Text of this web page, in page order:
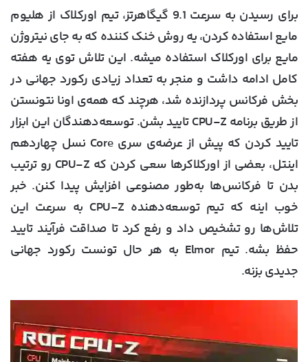
برای رسیدن به سرعت 9.1 گیگاهرتز، تیم اورکلاک از هلیوم
مایع استفاده کردن، یه روش خنک کننده که به جای نیتروژن
مایع برای اورکلاک استفاده میشه. این تلاش توی یه هفته
کامل ادامه داشت و منجر به تعداد زیادی رکورد جهانی در
بخش فرکانس پردازنده شد، هرچند که همه‌ی اونا نتونستن
از طریق برنامه CPU-Z تایید بشن. توسعه‌دهندگان این ابزار
تایید کردن که پیش از عرضه‌ی سری Core نسل چهاردهم
اینتل، بعضی از اورکلاکرها سعی کردن که CPU-Z رو ترتیب
بدن تا فرکانس‌ها به‌طور مصنوعی افزایش پیدا کنن. خبر
خوب اینه که تیم توسعه‌دهنده CPU-Z به سرعت این
تلاش‌ها رو تشخیص داد و رفع کرد تا صداقت فرآیند تایید
حفظ بشه. تیم Elmor به هر حال تونست رکورد جهانی
جدیدی بزنه.